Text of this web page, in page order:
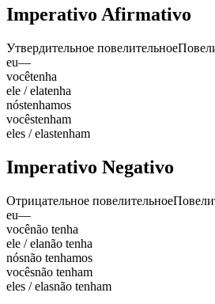
Imperativo Afirmativo
Утвердительное повелительное
eu—
vocêtenha
ele / elatenha
nóstenhamos
vocêstenham
eles / elastenham
Imperativo Negativo
Отрицательное повелительное
eu—
vocênão tenha
ele / elanão tenha
nósnão tenhamos
vocêsnão tenham
eles / elasnão tenham